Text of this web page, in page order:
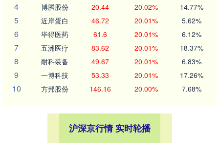
4 博腾股份 20.44 20.02% 14.77%
5 近岸蛋白 46.72 20.01% 5.62%
6 毕得医药 61.6 20.01% 6.12%
7 五洲医疗 83.62 20.01% 18.37%
8 耐科装备 49.67 20.01% 6.83%
9 一博科技 53.33 20.01% 17.26%
10 方邦股份 146.16 20.00% 7.68%
沪深京行情 实时轮播